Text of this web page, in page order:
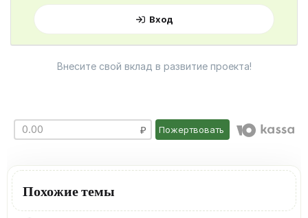
Вход
Внесите свой вклад в развитие проекта!
Пожертвовать
Похожие темы